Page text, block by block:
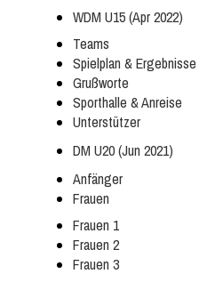
WDM U15 (Apr 2022)
Teams
Spielplan & Ergebnisse
Grußworte
Sporthalle & Anreise
Unterstützer
DM U20 (Jun 2021)
Anfänger
Frauen
Frauen 1
Frauen 2
Frauen 3